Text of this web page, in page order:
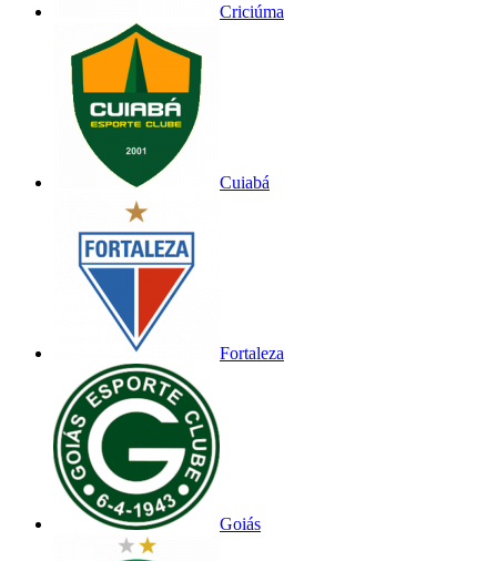
Criciúma
Cuiabá
Fortaleza
Goiás